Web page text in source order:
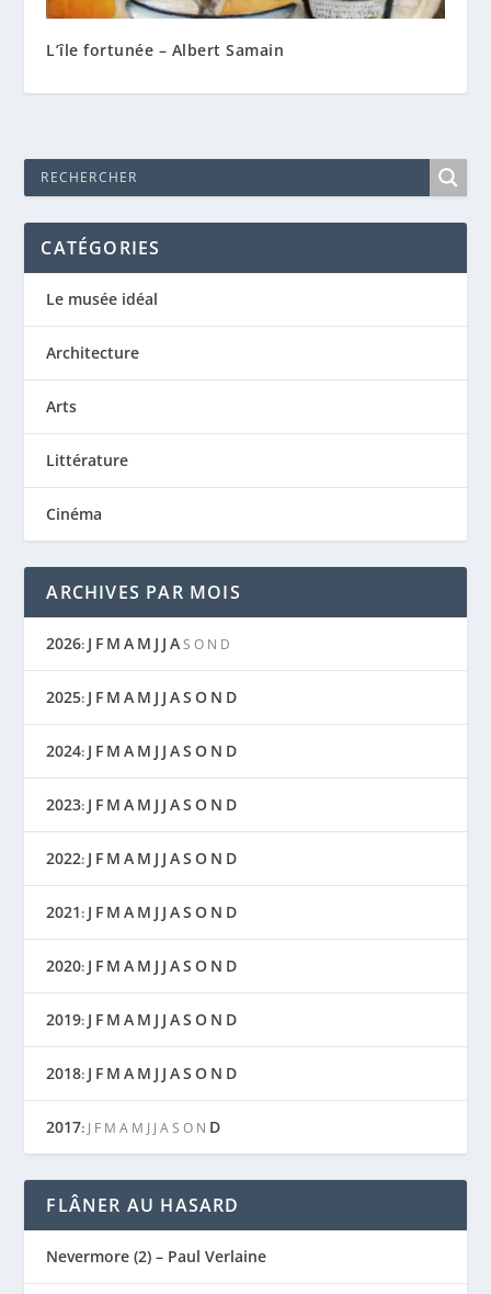
L’île fortunée – Albert Samain
CATÉGORIES
Le musée idéal
Architecture
Arts
Littérature
Cinéma
ARCHIVES PAR MOIS
2026: J F M A M J J A S O N D
2025: J F M A M J J AS O N D
2024: J F M A M J J AS O N D
2023: J F M A M J J AS O N D
2022: J F M A M J J AS O N D
2021: J F M A M J J AS O N D
2020: J F M A M J J AS O N D
2019: J F M A M J J AS O N D
2018: J F M A M J J AS O N D
2017: J F M A M J J A S O N D
FLÂNER AU HASARD
Nevermore (2) – Paul Verlaine